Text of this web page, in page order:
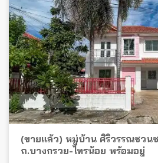
(ขายแล้ว) หมู่บ้าน ศิริวรรณชวน
ถ.บางกรวย-ไทรน้อย พร้อมอยู่